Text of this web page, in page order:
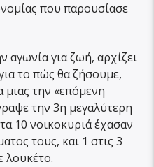
που παρουσίασε
αγωνία για ζωή, αρχίζει
το πώς θα ζήσουμε,
την «επόμενη
την 3η μεγαλύτερη
10 νοικοκυριά έχασαν
τους, και 1 στις 3
λουκέτο.